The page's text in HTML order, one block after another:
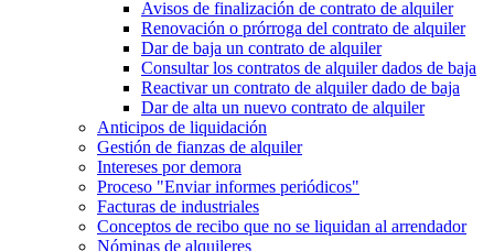
Avisos de finalización de contrato de alquiler
Renovación o prórroga del contrato de alquiler
Dar de baja un contrato de alquiler
Consultar los contratos de alquiler dados de baja
Reactivar un contrato de alquiler dado de baja
Dar de alta un nuevo contrato de alquiler
Anticipos de liquidación
Gestión de fianzas de alquiler
Intereses por demora
Proceso "Enviar informes periódicos"
Facturas de industriales
Conceptos de recibo que no se liquidan al arrendador
Nóminas de alquileres